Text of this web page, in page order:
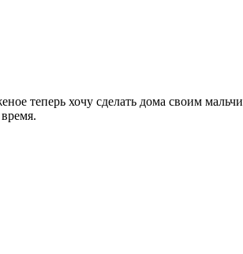
теперь хочу сделать дома своим